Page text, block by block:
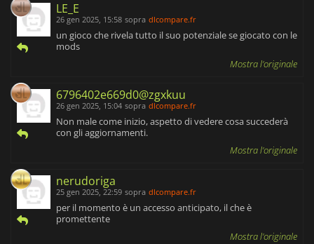
LE_E
26 gen 2025, 15:58 sopra dlcompare.fr
un gioco che rivela tutto il suo potenziale se giocato con le
mods
Mostra l'originale
6796402e669d0@zgxkuu
26 gen 2025, 15:04 sopra dlcompare.fr
Non male come inizio, aspetto di vedere cosa succederà
con gli aggiornamenti.
Mostra l'originale
nerudoriga
25 gen 2025, 22:59 sopra dlcompare.fr
per il momento è un accesso anticipato, il che è
promettente
Mostra l'originale